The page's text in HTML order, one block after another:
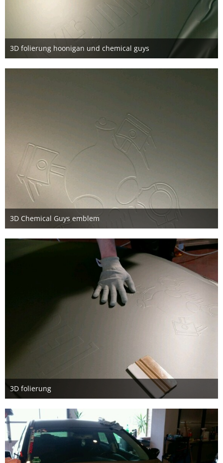
3D folierung hoonigan und chemical guys
11. Mai 2016
3D Chemical Guys emblem
11. Mai 2016
3D folierung
11. Mai 2016